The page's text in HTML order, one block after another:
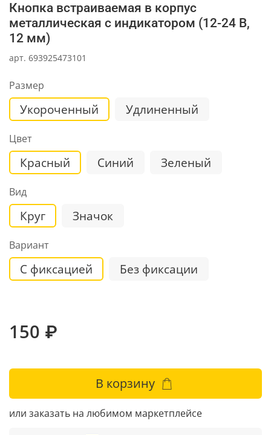
арт. 693925473101
Кнопка встраиваемая в корпус
металлическая с индикатором (12-24 В,
12 мм)
Размер
Укороченный Удлиненный
Цвет
Красный Синий Зеленый
Вид
Круг Значок
Вариант
С фиксацией Без фиксации
150 ₽
В корзину
или заказать на любимом маркетплейсе